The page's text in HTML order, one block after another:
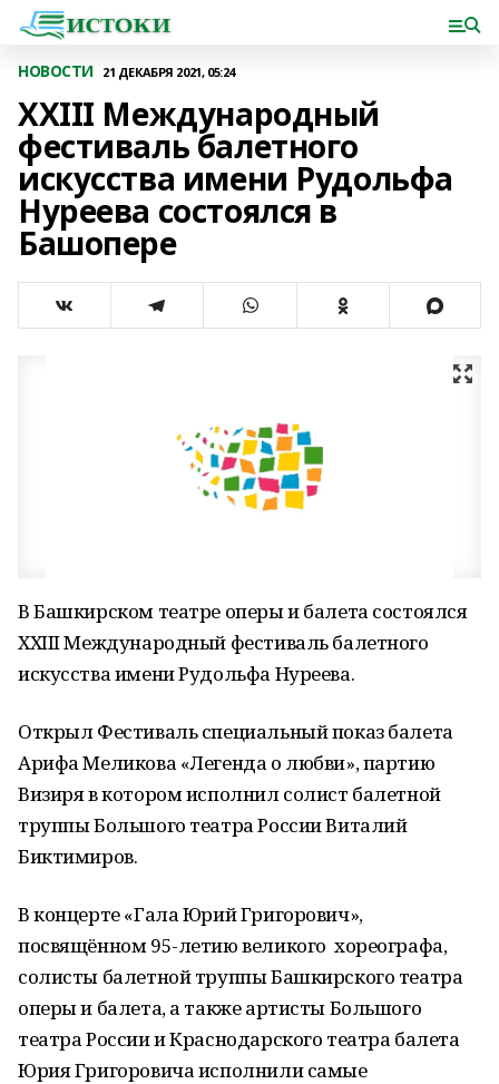
НОВОСТИ 21 ДЕКАБРЯ 2021, 05:24
ХХIII Международный
фестиваль балетного
искусства имени Рудольфа
Нуреева состоялся в
Башопере
В Башкирском театре оперы и балета состоялся
ХХIII Международный фестиваль балетного
искусства имени Рудольфа Нуреева.
Открыл Фестиваль специальный показ балета
Арифа Меликова «Легенда о любви», партию
Визиря в котором исполнил солист балетной
труппы Большого театра России Виталий
Биктимиров.
В концерте «Гала Юрий Григорович»,
посвящённом 95-летию великого хореографа,
солисты балетной труппы Башкирского театра
оперы и балета, а также артисты Большого
театра России и Краснодарского театра балета
Юрия Григоровича исполнили самые